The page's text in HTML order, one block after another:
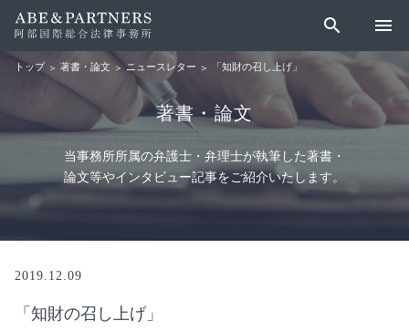
search menu
トップ 著書・論文 ニュースレター 「知財の召し上げ」
著書・論文
当事務所所属の弁護士・弁理士が執筆した著書・
論文等やインタビュー記事をご紹介いたします。
2019.12.09
「知財の召し上げ」